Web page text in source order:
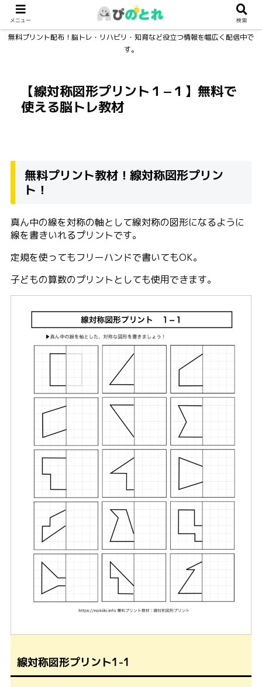
無料プリント配布！脳トレ・リハビリ・知育など役立つ情報を幅広く配信中で
す。
【線対称図形プリント１−１】無料で
使える脳トレ教材
無料プリント教材！線対称図形プリン
ト！
真ん中の線を対称の軸として線対称の図形になるように
線を書きいれるプリントです。
定規を使ってもフリーハンドで書いてもOK。
子どもの算数のプリントとしても使用できます。
線対称図形プリント1-1
メニュー 検索